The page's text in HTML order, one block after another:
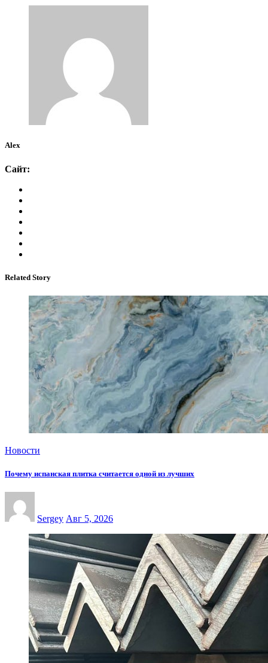
Alex
Сайт:
Related Story
Новости
Почему испанская плитка считается одной из лучших
Sergey Авг 5, 2026